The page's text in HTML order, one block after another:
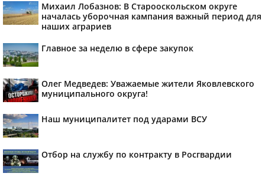
Михаил Лобазнов: В Старооскольском округе
началась уборочная кампания важный период для
наших аграриев
Главное за неделю в сфере закупок
Олег Медведев: Уважаемые жители Яковлевского
муниципального округа!
Наш муниципалитет под ударами ВСУ
Отбор на службу по контракту в Росгвардии